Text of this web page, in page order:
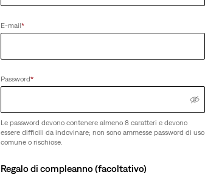
E-mail*
Password*
Le password devono contenere almeno 8 caratteri e devono
essere difficili da indovinare; non sono ammesse password di uso
comune o rischiose.
Regalo di compleanno (facoltativo)